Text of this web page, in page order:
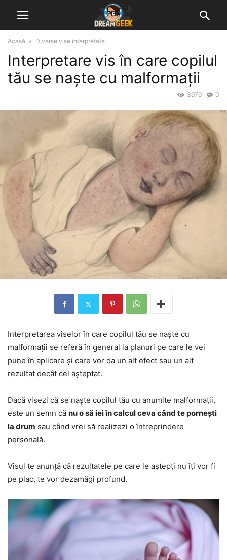
Acasă Diverse vise interpretate
Interpretare vis în care copilul
tău se naște cu malformații
0
3979
Interpretarea viselor în care copilul tău se naște cu
malformații se referă în general la planuri pe care le vei
pune în aplicare și care vor da un alt efect sau un alt
rezultat decât cel așteptat.
Dacă visezi că se naște copilul tău cu anumite malformații,
este un semn că nu o să iei în calcul ceva când te pornești
la drum sau când vrei să realizezi o întreprindere
personală.
Visul te anunță că rezultatele pe care le aștepți nu îți vor fi
pe plac, te vor dezamăgi profund.